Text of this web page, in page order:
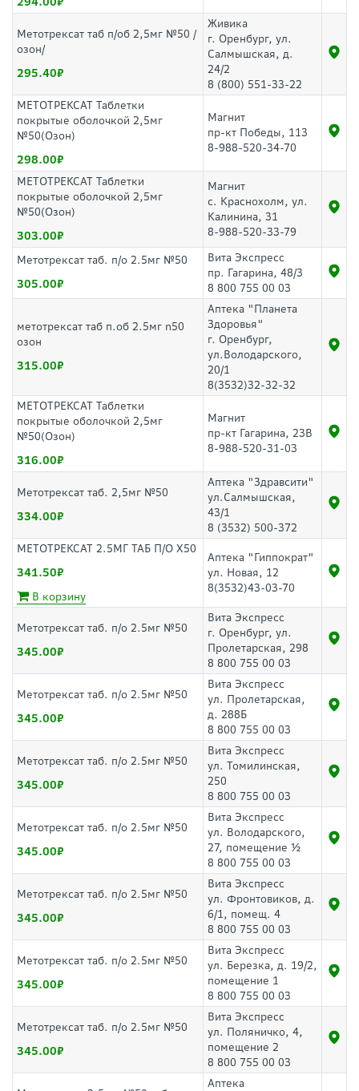
Метотрексат таб п/об 2,5мг №50 /
озон/
295.40
Живика
г. Оренбург, ул.
Салмышская, д.
24/2
8 (800) 551-33-22
МЕТОТРЕКСАТ Таблетки
покрытые оболочкой 2,5мг
№50(Озон)
298.00
Магнит
пр-кт Победы, 113
8-988-520-34-70
МЕТОТРЕКСАТ Таблетки
покрытые оболочкой 2,5мг
№50(Озон)
303.00
Магнит
с. Краснохолм, ул.
Калинина, 31
8-988-520-33-79
Метотрексат таб. п/о 2.5мг №50
305.00
Вита Экспресс
пр. Гагарина, 48/3
8 800 755 00 03
метотрексат таб п.об 2.5мг n50
озон
315.00
Аптека "Планета
Здоровья"
г. Оренбург,
ул.Володарского,
20/1
8(3532)32-32-32
МЕТОТРЕКСАТ Таблетки
покрытые оболочкой 2,5мг
№50(Озон)
316.00
Магнит
пр-кт Гагарина, 23В
8-988-520-31-03
Метотрексат таб. 2,5мг №50
334.00
Аптека "Здравсити"
ул.Салмышская,
43/1
8 (3532) 500-372
МЕТОТРЕКСАТ 2.5МГ ТАБ П/О Х50
341.50
В корзину
Аптека "Гиппократ"
ул. Новая, 12
8(3532)43-03-70
Метотрексат таб. п/о 2.5мг №50
345.00
Вита Экспресс
г. Оренбург, ул.
Пролетарская, 298
8 800 755 00 03
Метотрексат таб. п/о 2.5мг №50
345.00
Вита Экспресс
ул. Пролетарская,
д. 288Б
8 800 755 00 03
Метотрексат таб. п/о 2.5мг №50
345.00
Вита Экспресс
ул. Томилинская,
250
8 800 755 00 03
Метотрексат таб. п/о 2.5мг №50
345.00
Вита Экспресс
ул. Володарского,
27, помещение ½
8 800 755 00 03
Метотрексат таб. п/о 2.5мг №50
345.00
Вита Экспресс
ул. Фронтовиков, д.
6/1, помещ. 4
8 800 755 00 03
Метотрексат таб. п/о 2.5мг №50
345.00
Вита Экспресс
ул. Березка, д. 19/2,
помещение 1
8 800 755 00 03
Метотрексат таб. п/о 2.5мг №50
345.00
Вита Экспресс
ул. Поляничко, 4,
помещение 2
8 800 755 00 03
Аптека